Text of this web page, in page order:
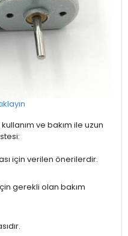
ve bakım ile uzun
için verilen önerilerdir.
gerekli olan bakım